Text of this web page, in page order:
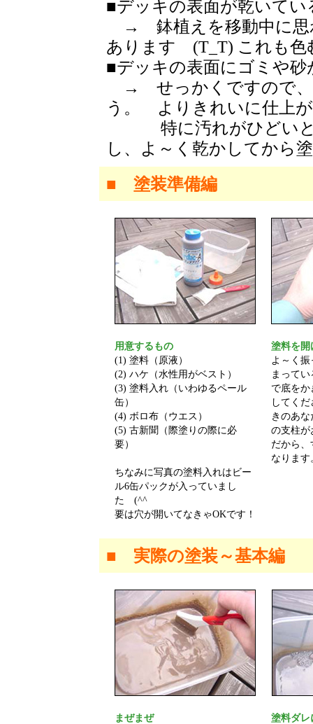
■デッキの表面が乾いて
→ 鉢植えを移動中に思
あります (T_T) これも色
■デッキの表面にゴミや
→ せっかくですので、
う。 よりきれいに仕上
特に汚れがひどいと
し、よ～く乾かしてから
■ 塗装準備編
用意するもの
(1) 塗料（原液）
(2) ハケ（水性用がベスト）
(3) 塗料入れ（いわゆるペール
缶）
(4) ボロ布（ウエス）
(5) 古新聞（際塗りの際に必
要）
ちなみに写真の塗料入れはビー
ル6缶パックが入っていまし
た (^^ゞ
要は穴が開いてなきゃOKです！
塗料を開
よ～く
まって
で底を
してく
きのあ
の支柱が
だから
なります
■ 実際の塗装～基本編
まぜまぜ
塗料ダレ